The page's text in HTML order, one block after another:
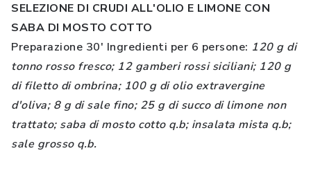
SELEZIONE DI CRUDI ALL'OLIO E LIMONE CON
SABA DI MOSTO COTTO
Preparazione 30' Ingredienti per 6 persone: 120 g di
tonno rosso fresco; 12 gamberi rossi siciliani; 120 g
di filetto di ombrina; 100 g di olio extravergine
d'oliva; 8 g di sale fino; 25 g di succo di limone non
trattato; saba di mosto cotto q.b; insalata mista q.b;
sale grosso q.b.